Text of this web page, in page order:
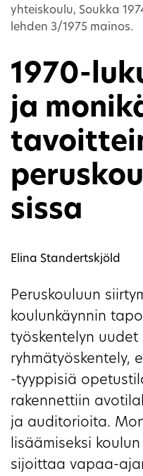
yhteiskoulu, Soukka
lehden 3/1975 mainos.
1970-
ja
sissa
Elina Standertskjöld
Peruskouluun
koulunkäynnin
työskentelyn
ryhmätyöskentely,
-tyyppisiä
rakennettiin
ja auditorioita.
lisäämiseksi
sijoittaa vapaa-